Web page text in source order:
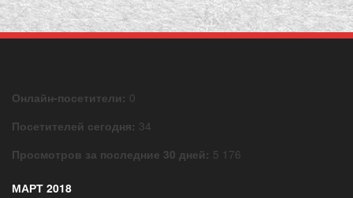
Онлайн-посетители: 0
Посетителей сегодня: 34
Просмотров за последние 30 дней: 5 176
МАРТ 2018